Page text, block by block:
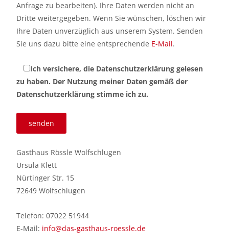
Anfrage zu bearbeiten). Ihre Daten werden nicht an
Dritte weitergegeben. Wenn Sie wünschen, löschen wir
Ihre Daten unverzüglich aus unserem System. Senden
Sie uns dazu bitte eine entsprechende E-Mail.
Ich versichere, die Datenschutzerklärung gelesen
zu haben. Der Nutzung meiner Daten gemäß der
Datenschutzerklärung stimme ich zu.
Gasthaus Rössle Wolfschlugen
Ursula Klett
Nürtinger Str. 15
72649 Wolfschlugen
Telefon: 07022 51944
E-Mail: info@das-gasthaus-roessle.de